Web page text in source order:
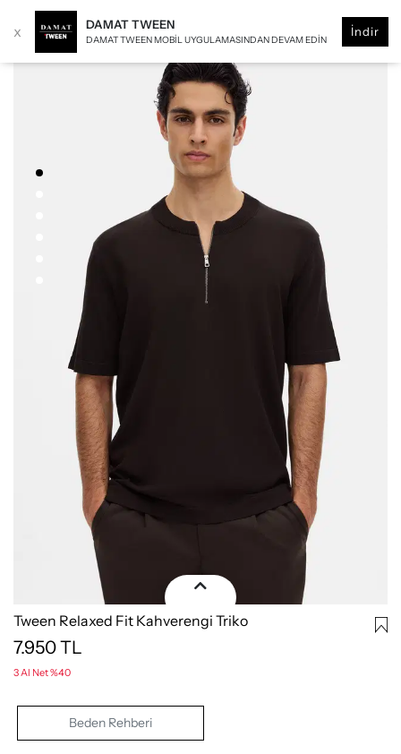
x DAMAT TWEEN
DAMAT TWEEN MOBIL UYGULAMASINDAN DEVAM EDIN
İndir
Tween Relaxed Fit Kahverengi Triko
7.950TL
3 Al Net %40
Beden Rehberi